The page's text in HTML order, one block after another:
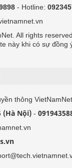
- Hotline:
All rights
này khi có sự đồng
thông VietNamNet
(Hà Nội) -